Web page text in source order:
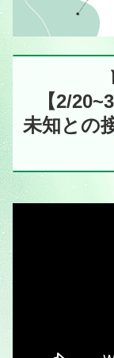
【2/
未知との